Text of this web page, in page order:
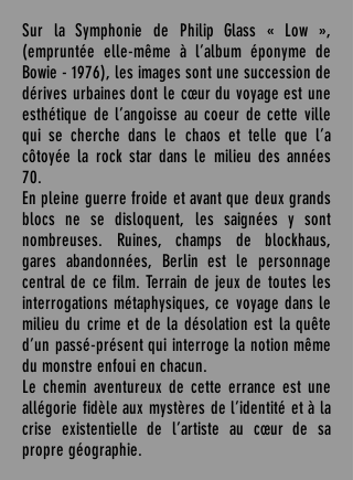
Sur la Symphonie de Philip Glass « Low »,
(empruntée elle-même à l’album éponyme de
Bowie - 1976), les images sont une succession de
dérives urbaines dont le cœur du voyage est une
esthétique de l’angoisse au coeur de cette ville
qui se cherche dans le chaos et telle que l’a
côtoyée la rock star dans le milieu des années
70.
En pleine guerre froide et avant que deux grands
blocs ne se disloquent, les saignées y sont
nombreuses. Ruines, champs de blockhaus,
gares abandonnées, Berlin est le personnage
central de ce film. Terrain de jeux de toutes les
interrogations métaphysiques, ce voyage dans le
milieu du crime et de la désolation est la quête
d’un passé-présent qui interroge la notion même
du monstre enfoui en chacun.
Le chemin aventureux de cette errance est une
allégorie fidèle aux mystères de l’identité et à la
crise existentielle de l’artiste au cœur de sa
propre géographie.